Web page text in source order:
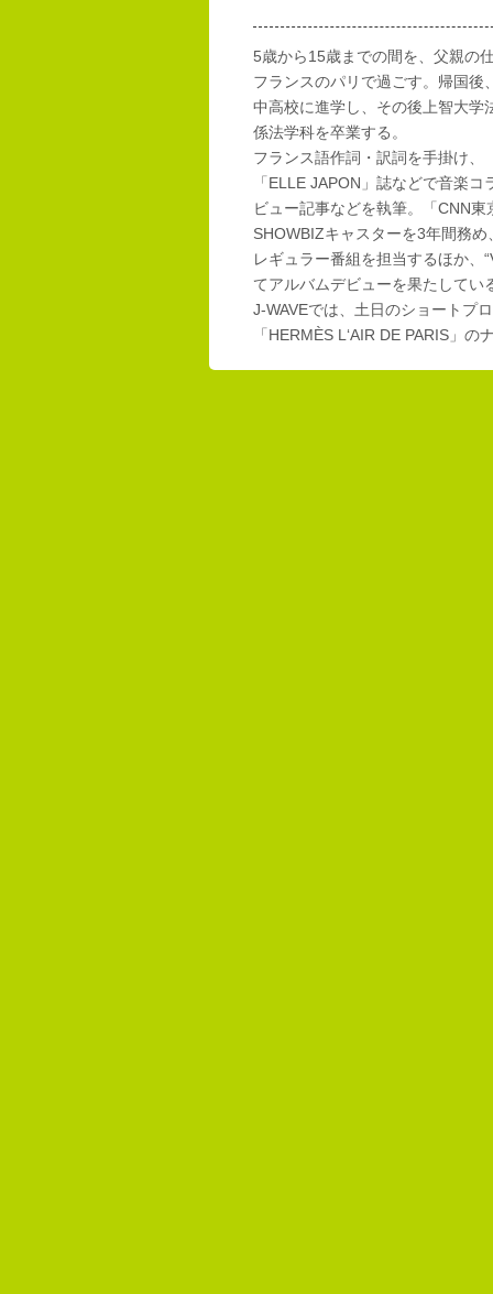
5歳から15歳までの間を、父親の
フランスのパリで過ごす。帰国後
中高校に進学し、その後上智大学
係法学科を卒業する。
フランス語作詞・訳詞を手掛け、
「ELLE JAPON」誌などで音楽コ
ビュー記事などを執筆。「CNN東
SHOWBIZキャスターを3年間務め
レギュラー番組を担当するほか、
てアルバムデビューを果たしてい
J-WAVEでは、土日のショートプ
「HERMÈS L‘AIR DE PARIS」